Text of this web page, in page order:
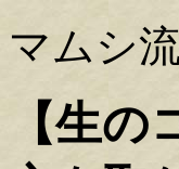
マムシ
【生